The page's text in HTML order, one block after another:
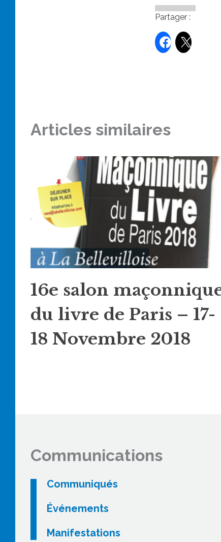
Partager :
Articles similaires
16e salon
du livre de Paris – 17-
18 Novembre 2018
Communications
Communiqués
Événements
Manifestations